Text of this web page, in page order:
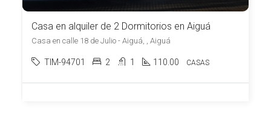
Casa en alquiler de 2 Dormitorios en Aiguá
Casa en calle 18 de Julio - Aiguá, , Aiguá
TIM-94701 2 1 110.00 CASAS